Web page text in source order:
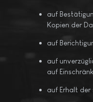
auf
Kopien der
auf
auf
auf
auf Erhalt